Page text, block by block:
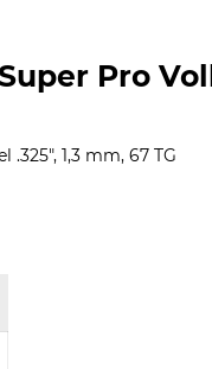
Pro
1,3 mm, 67 TG